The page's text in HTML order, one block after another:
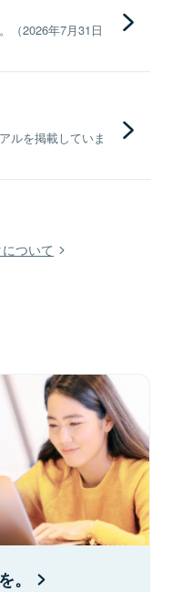
（2026年7月31日
ルを掲載していま
ついて
。